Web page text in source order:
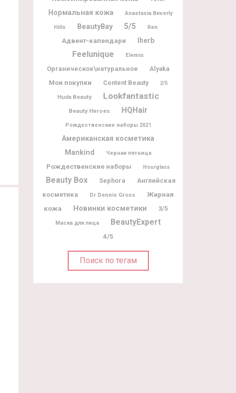
Нормальная кожа Anastasia Beverly
Hills BeautyBay 5/5 Ren
Адвент-календари Iherb
Feelunique Elemis
Органическое\натуральное Alyaka
Мои покупки Content Beauty 2/5
Huda Beauty Lookfantastic
Beauty Heroes HQHair
Рождественские наборы 2021
Американская косметика
Mankind Черная пятница
Рождественские наборы Hourglass
Beauty Box Sephora
Английская
косметика
Dr Dennis Gross
Жирная
кожа
Новинки косметики 3/5
Маска для лица BeautyExpert
4/5
Поиск по тегам